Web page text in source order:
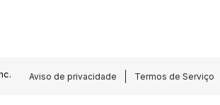
Aviso de privacidade Termos de Serviço